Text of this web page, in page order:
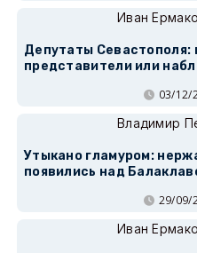
Иван
Депутаты Севастополя:
представители или
03/12/
Владимир
Утыкано гламуром:
появились над
29/09/
Иван